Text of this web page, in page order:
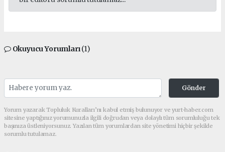
Okuyucu Yorumları(1)
Gönder
Yorum yazarak Topluluk Kuralları’nı kabul etmiş bulunuyor ve yurt-haber.com
sitesine yaptığınız yorumunuzla ilgili doğrudan veya dolaylı tüm sorumluluğu tek
başınıza üstleniyorsunuz. Yazılan tüm yorumlardan site yönetimi hiçbir şekilde
sorumlu tutulamaz.